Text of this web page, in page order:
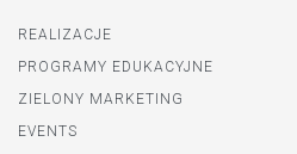
REALIZACJE
PROGRAMY EDUKACYJNE
ZIELONY MARKETING
EVENTS